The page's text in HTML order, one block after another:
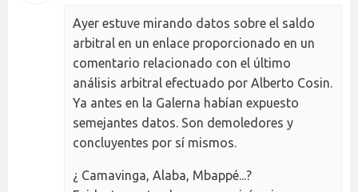
Ayer estuve mirando datos sobre el saldo
arbitral en un enlace proporcionado en un
comentario relacionado con el último
análisis arbitral efectuado por Alberto Cosin.
Ya antes en la Galerna habían expuesto
semejantes datos. Son demoledores y
concluyentes por sí mismos.
¿ Camavinga, Alaba, Mbappé...?